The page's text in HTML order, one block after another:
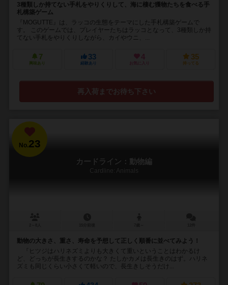
3種類しか持てない手札をやりくりして、海に棲む獲物たちを食べる手
札構築ゲーム
『MOGUTTE』は、ラッコの生態をテーマにした手札構築ゲームで
す。 このゲームでは、プレイヤーたちはラッコとなって、3種類しか持
てない手札をやりくりしながら、カイやウニ、...
7
興味あり
33
経験あり
4
お気に入り
35
持ってる
再入荷までお待ち下さい
No.23
カードライン：動物編
Cardline: Animals
動物の大きさ、重さ、寿命を予想して正しく順番に並べてみよう！
『ヒツジはハリネズミよりも大きくて重いということはわかるけ
ど、どっちが長生きするのかな？ たしかカメは長生きのはず。ハリネ
ズミも同じくらい小さくて軽いので、長生きしそうだけ...